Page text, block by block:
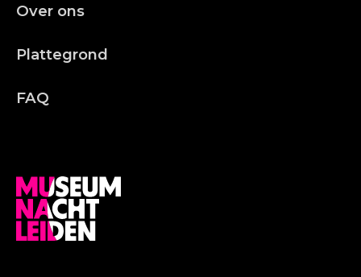
Over ons
Plattegrond
FAQ